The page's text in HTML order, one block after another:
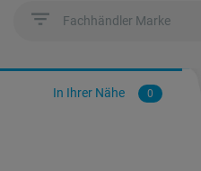
Fachhändler Marke
In Ihrer Nähe 0